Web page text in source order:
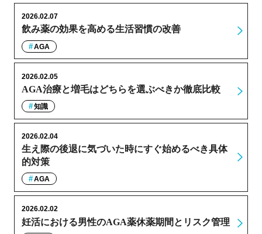
飲み薬の効果を高める生活習慣の改善
2026.02.07
AGA
AGA治療と増毛はどちらを選ぶべきか徹底比較
2026.02.05
知識
生え際の後退に気づいた時にすぐ始めるべき具体
的対策
2026.02.04
AGA
妊活における男性のAGA薬休薬期間とリスク管理
2026.02.02